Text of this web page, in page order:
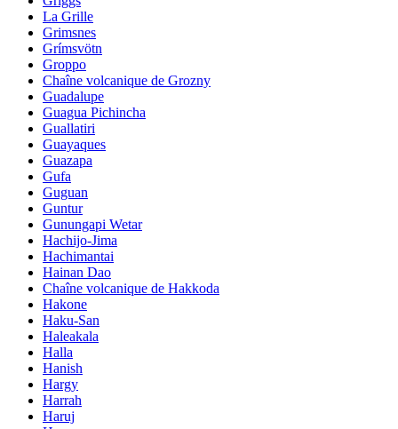
La Grille
Grimsnes
Grímsvötn
Groppo
Chaîne volcanique de Grozny
Guadalupe
Guagua Pichincha
Guallatiri
Guayaques
Guazapa
Gufa
Guguan
Guntur
Gunungapi Wetar
Hachijo-Jima
Hachimantai
Hainan Dao
Chaîne volcanique de Hakkoda
Hakone
Haku-San
Haleakala
Halla
Hanish
Hargy
Harrah
Haruj